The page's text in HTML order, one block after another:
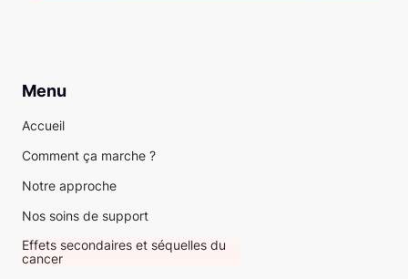
Menu
Accueil
Comment ça marche ?
Notre approche
Nos soins de support
Effets secondaires et séquelles du
cancer